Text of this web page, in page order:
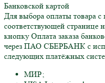
Банковской картой
Для выбора оплаты товара
соответствующей странице
кнопку Оплата заказа
через ПАО СБЕРБАНК с
следующих платёжных
МИР;